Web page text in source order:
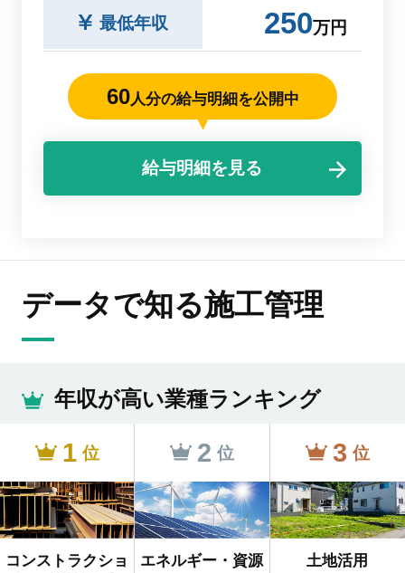
最低年収 250万円
60人分の給与明細を公開中
給与明細を見る
データで知る施工管理
年収が高い業種ランキング
1 位
コンストラクショ
2 位
エネルギー・資源
3 位
土地活用